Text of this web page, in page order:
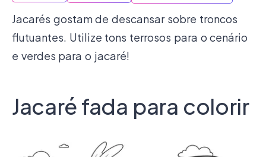
Jacarés gostam de descansar sobre troncos
flutuantes. Utilize tons terrosos para o cenário
e verdes para o jacaré!
Jacaré fada para colorir